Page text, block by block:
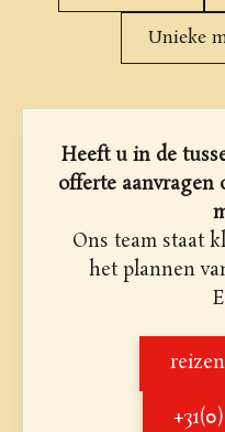
Unieke
Heeft u in de
offerte aanvragen
Ons team staat
het plannen